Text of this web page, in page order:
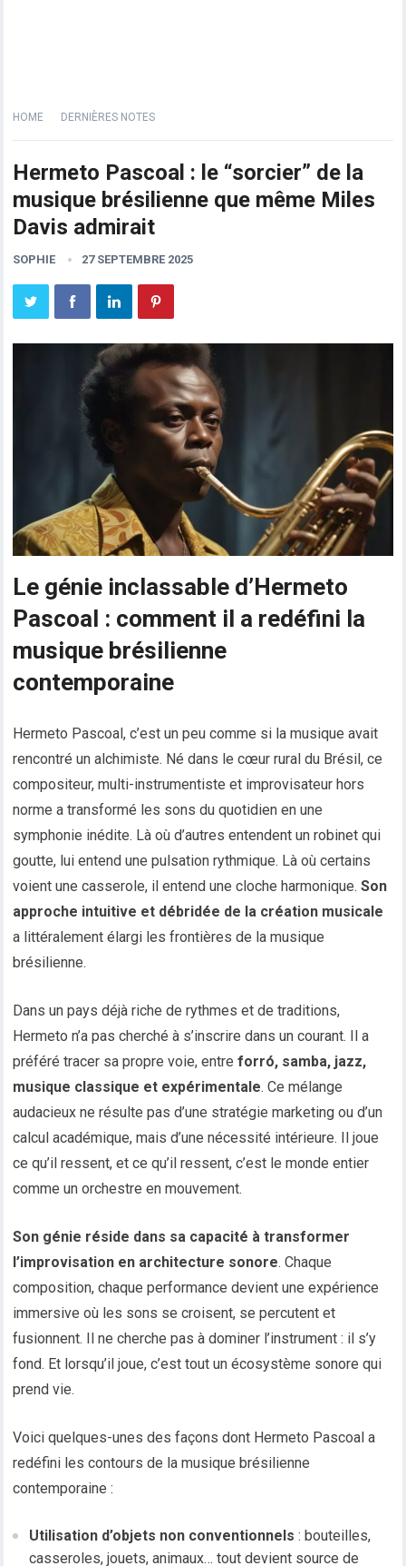
HOME DERNIÈRES NOTES
Hermeto Pascoal : le “sorcier” de la
musique brésilienne que même Miles
Davis admirait
SOPHIE 27 SEPTEMBRE 2025
Le génie inclassable d’Hermeto
Pascoal : comment il a redéfini la
musique brésilienne
contemporaine
Hermeto Pascoal, c’est un peu comme si la musique avait
rencontré un alchimiste. Né dans le cœur rural du Brésil, ce
compositeur, multi-instrumentiste et improvisateur hors
norme a transformé les sons du quotidien en une
symphonie inédite. Là où d’autres entendent un robinet qui
goutte, lui entend une pulsation rythmique. Là où certains
voient une casserole, il entend une cloche harmonique.Son
approche intuitive et débridée de la création musicale
a littéralement élargi les frontières de la musique
brésilienne.
Dans un pays déjà riche de rythmes et de traditions,
Hermeto n’a pas cherché à s’inscrire dans un courant. Il a
préféré tracer sa propre voie, entreforró, samba, jazz,
musique classique et expérimentale. Ce mélange
audacieux ne résulte pas d’une stratégie marketing ou d’un
calcul académique, mais d’une nécessité intérieure. Il joue
ce qu’il ressent, et ce qu’il ressent, c’est le monde entier
comme un orchestre en mouvement.
Son génie réside dans sa capacité à transformer
l’improvisation en architecture sonore. Chaque
composition, chaque performance devient une expérience
immersive où les sons se croisent, se percutent et
fusionnent. Il ne cherche pas à dominer l’instrument : il s’y
fond. Et lorsqu’il joue, c’est tout un écosystème sonore qui
prend vie.
Voici quelques-unes des façons dont Hermeto Pascoal a
redéfini les contours de la musique brésilienne
contemporaine :
Utilisation d’objets non conventionnels : bouteilles,
casseroles, jouets, animaux… tout devient source de